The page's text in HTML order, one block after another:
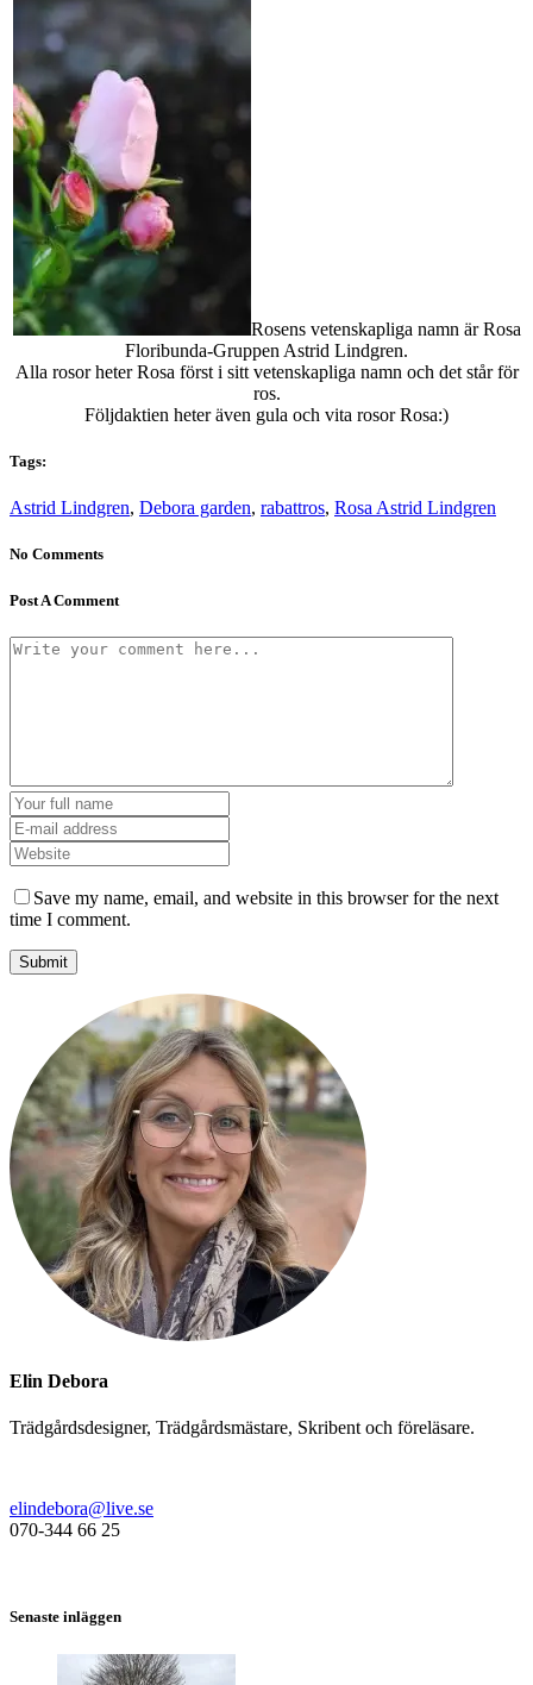
Rosens vetenskapliga namn är Rosa
Floribunda-Gruppen Astrid Lindgren.
Alla rosor heter Rosa först i sitt vetenskapliga namn och det står för
ros.
Följdaktien heter även gula och vita rosor Rosa:)
Tags:
Astrid Lindgren, Debora garden, rabattros, Rosa Astrid Lindgren
No Comments
Post A Comment
Save my name, email, and website in this browser for the next
time I comment.
Elin Debora
Trädgårdsdesigner, Trädgårdsmästare, Skribent och föreläsare.
elindebora@live.se
070-344 66 25
Senaste inläggen